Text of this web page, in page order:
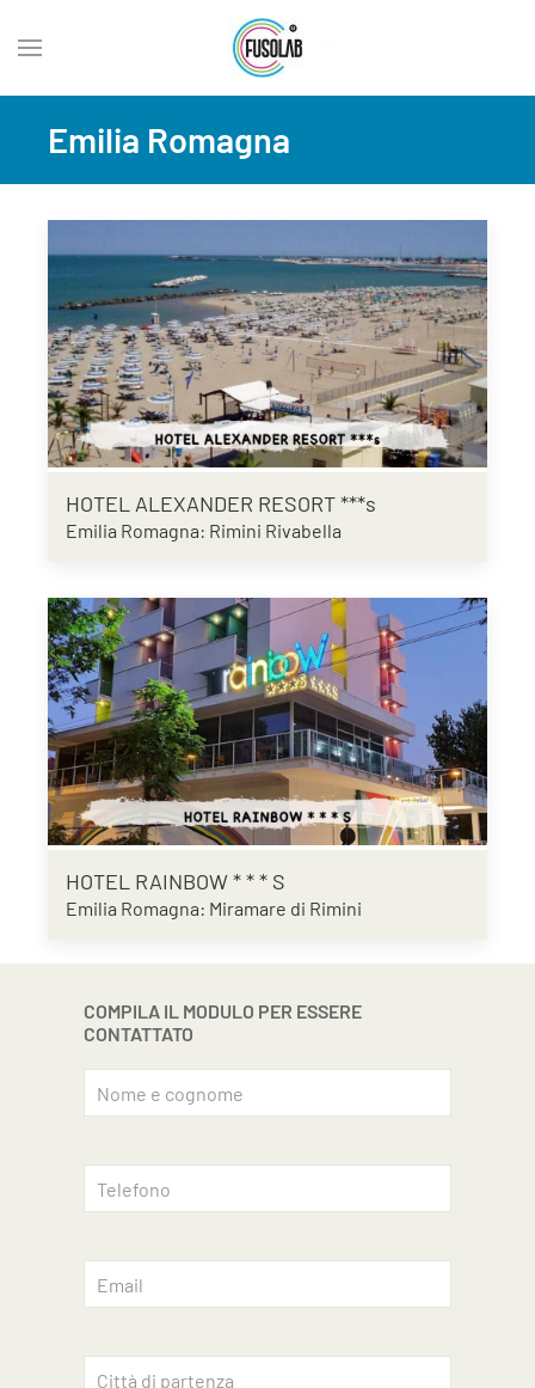
Emilia Romagna
HOTEL ALEXANDER RESORT ***s
Emilia Romagna: Rimini Rivabella
HOTEL RAINBOW * * * S
Emilia Romagna: Miramare di Rimini
COMPILA IL MODULO PER ESSERE
CONTATTATO